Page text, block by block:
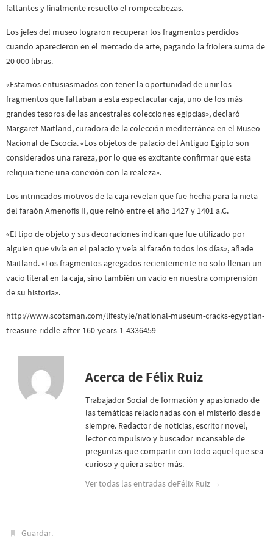
faltantes y finalmente resuelto el rompecabezas.
Los jefes del museo lograron recuperar los fragmentos perdidos
cuando aparecieron en el mercado de arte, pagando la friolera suma de
20 000 libras.
«Estamos entusiasmados con tener la oportunidad de unir los
fragmentos que faltaban a esta espectacular caja, uno de los más
grandes tesoros de las ancestrales colecciones egipcias», declaró
Margaret Maitland, curadora de la colección mediterránea en el Museo
Nacional de Escocia. «Los objetos de palacio del Antiguo Egipto son
considerados una rareza, por lo que es excitante confirmar que esta
reliquia tiene una conexión con la realeza».
Los intrincados motivos de la caja revelan que fue hecha para la nieta
del faraón Amenofis II, que reinó entre el año 1427 y 1401 a.C.
«El tipo de objeto y sus decoraciones indican que fue utilizado por
alguien que vivía en el palacio y veía al faraón todos los días», añade
Maitland. «Los fragmentos agregados recientemente no solo llenan un
vacío literal en la caja, sino también un vacío en nuestra comprensión
de su historia».
http://www.scotsman.com/lifestyle/national-museum-cracks-egyptian-
treasure-riddle-after-160-years-1-4336459
Acerca de Félix Ruiz
Trabajador Social de formación y apasionado de
las temáticas relacionadas con el misterio desde
siempre. Redactor de noticias, escritor novel,
lector compulsivo y buscador incansable de
preguntas que compartir con todo aquel que sea
curioso y quiera saber más.
Ver todas las entradas deFélix Ruiz →
Guardar.